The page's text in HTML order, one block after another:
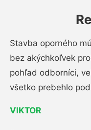
Stavba oporného
bez akýchkoľvek
pohľad odborníci,
všetko prebehlo
VIKTOR